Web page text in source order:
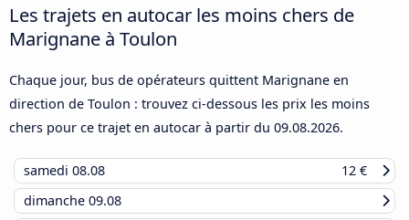
Les trajets en autocar les moins chers de
Marignane à Toulon
Chaque jour, bus de opérateurs quittent Marignane en
direction de Toulon : trouvez ci-dessous les prix les moins
chers pour ce trajet en autocar à partir du 09.08.2026.
samedi 08.08
12 €
dimanche 09.08